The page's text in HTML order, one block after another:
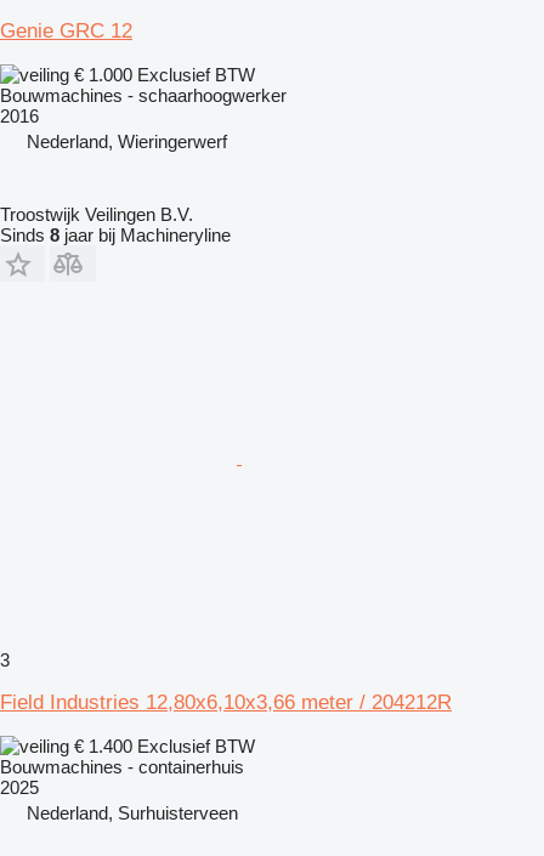
Genie GRC 12
€ 1.000 Exclusief BTW
Bouwmachines - schaarhoogwerker
2016
Nederland, Wieringerwerf
Troostwijk Veilingen B.V.
Sinds 8 jaar bij Machineryline
3
Field Industries 12,80x6,10x3,66 meter / 204212R
€ 1.400 Exclusief BTW
Bouwmachines - containerhuis
2025
Nederland, Surhuisterveen